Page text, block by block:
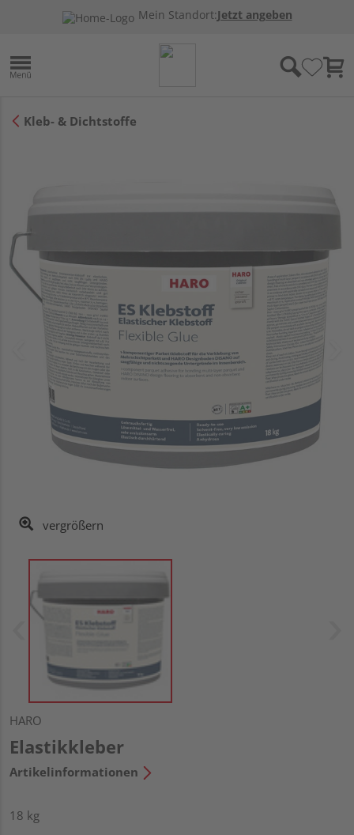
Mein Standort:Jetzt angeben
Kleb- & Dichtstoffe
vergrößern
HARO
Elastikkleber
Artikelinformationen
18 kg